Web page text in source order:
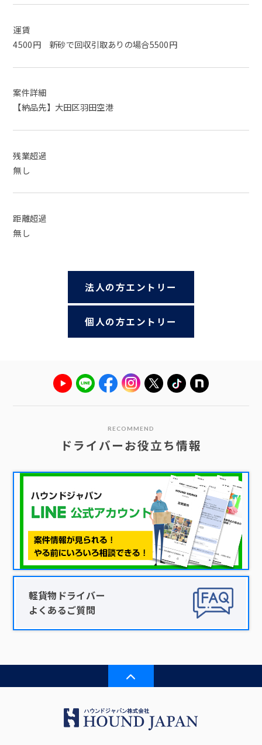
運賃
4500円 新砂で回収引取ありの場合5500円
案件詳細
【納品先】大田区羽田空港
残業超過
無し
距離超過
無し
法人の方エントリー
個人の方エントリー
RECOMMEND
ドライバーお役立ち情報
軽貨物ドライバー
よくあるご質問